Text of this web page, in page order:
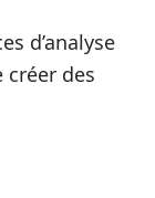
d’analyse
créer des